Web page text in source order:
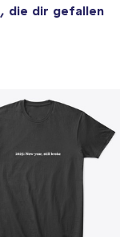
, die dir gefallen